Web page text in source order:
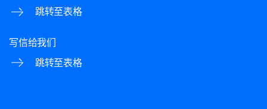
跳转至表格
写信给我们
跳转至表格